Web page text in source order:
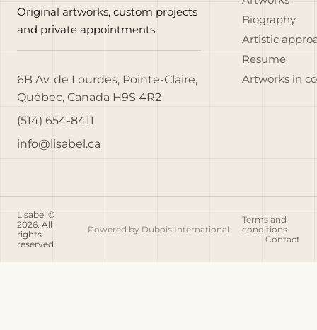
Original artworks, custom projects
and private appointments.
6B Av. de Lourdes, Pointe-Claire,
Québec, Canada H9S 4R2
(514) 654-8411
info@lisabel.ca
Biography
Artistic
Resume
Artworks in
Lisabel ©
2026. All
rights
reserved.
Powered by Dubois International
Terms and
conditions
Contact